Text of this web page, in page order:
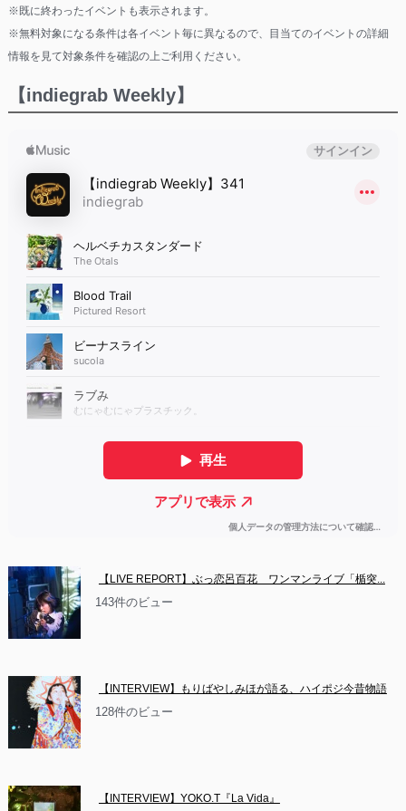
※既に終わったイベントも表示されます。
※無料対象になる条件は各イベント毎に異なるので、目当てのイベントの詳細
情報を見て対象条件を確認の上ご利用ください。
【indiegrab Weekly】
【LIVE REPORT】ぶっ恋呂百花　ワンマンライブ「楯突...
143件のビュー
【INTERVIEW】もりばやしみほが語る、ハイポジ今昔物語
128件のビュー
【INTERVIEW】YOKO.T『La Vida』